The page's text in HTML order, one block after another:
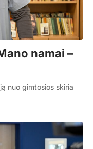
namai –
nuo gimtosios skiria